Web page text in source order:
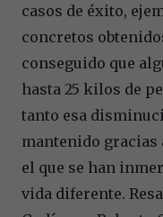
casos de éxito,
concretos
conseguido que
hasta 25 kilos de
tanto esa
mantenido gracias
el que se han
vida diferente.